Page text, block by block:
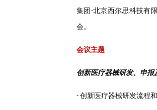
集团 -北京西尔思科技有
会。
会议主题
创新医疗器械研发、申报
- 创新医疗器械研发流程